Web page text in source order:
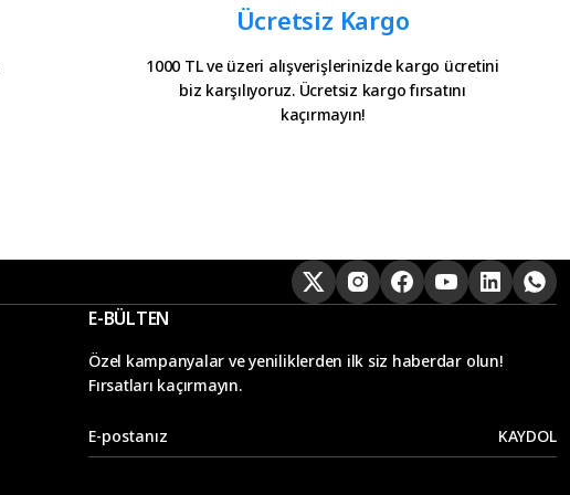
Ücretsiz Kargo
1000 TL ve üzeri alışverişlerinizde kargo ücretini
biz karşılıyoruz. Ücretsiz kargo fırsatını
kaçırmayın!
E-BÜLTEN
Özel kampanyalar ve yeniliklerden ilk siz haberdar olun!
Fırsatları kaçırmayın.
KAYDOL